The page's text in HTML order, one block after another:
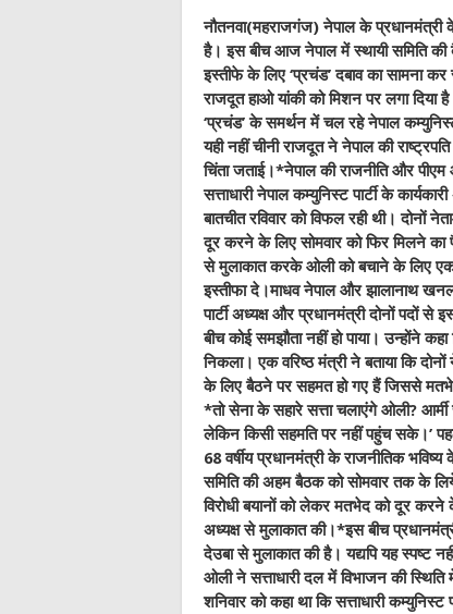
नौतनवा(महराजगंज) नेपाल के प्रधानमंत्री
है। इस बीच आज नेपाल में स्‍थायी समिति
इस्‍तीफे के लिए ‘प्रचंड’ दबाव का सामना
राजदूत हाओ यांकी को मिशन पर लगा
‘प्रचंड’ के समर्थन में चल रहे नेपाल
यही नहीं चीनी राजदूत ने नेपाल की
चिंता जताई।*नेपाल की राजनीति और
सत्ताधारी नेपाल कम्युनिस्ट पार्टी के
बातचीत रविवार को विफल रही थी। दोनों
दूर करने के लिए सोमवार को फिर मिलने का
से मुलाकात करके ओली को बचाने के लिए एक
इस्तीफा दे।माधव नेपाल और झालानाथ
पार्टी अध्यक्ष और प्रधानमंत्री दोनों पदों
बीच कोई समझौता नहीं हो पाया। उन्होंने
निकला। एक वरिष्ठ मंत्री ने बताया कि
के लिए बैठने पर सहमत हो गए हैं जिससे
*तो सेना के सहारे सत्ता चलाएंगे ओली?
लेकिन किसी सहमति पर नहीं पहुंच सके।’ पहले
68 वर्षीय प्रधानमंत्री के राजनीतिक
समिति की अहम बैठक को सोमवार तक के
विरोधी बयानों को लेकर मतभेद को दूर
अध्यक्ष से मुलाकात की।*इस बीच
देउबा से मुलाकात की है। यद्यपि यह स्पष्ट
ओली ने सत्ताधारी दल में विभाजन की
शनिवार को कहा था कि सत्ताधारी